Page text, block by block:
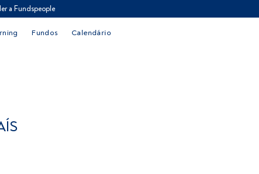
a Fundspeople
Fundos Calendário